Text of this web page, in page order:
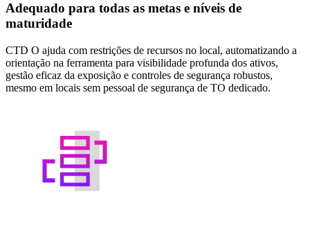
Adequado para todas as metas e níveis de
maturidade
CTD O ajuda com restrições de recursos no local, automatizando a
orientação na ferramenta para visibilidade profunda dos ativos,
gestão eficaz da exposição e controles de segurança robustos,
mesmo em locais sem pessoal de segurança de TO dedicado.